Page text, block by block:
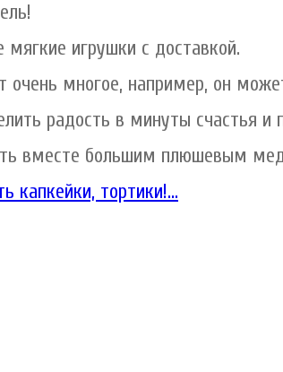
мягкие игрушки с доставкой.
многое, например, он
радость в минуты счастья и
вместе большим плюшевым
капкейки, тортики!...